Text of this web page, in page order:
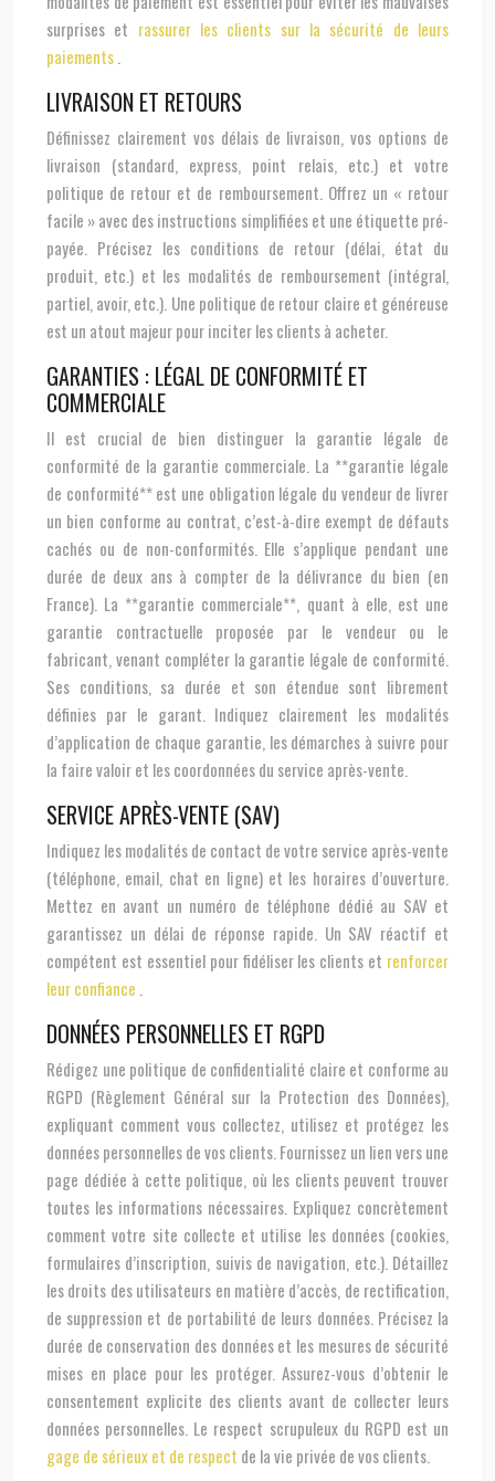
surprises et rassurer les clients sur la sécurité de leurs
paiements
LIVRAISON ET RETOURS
Définissez clairement vos délais de livraison, vos options de
livraison (standard, express, point relais, etc.) et votre
politique de retour et de remboursement. Offrez un « retour
facile » avec des instructions simplifiées et une étiquette pré-
payée. Précisez les conditions de retour (délai, état du
produit, etc.) et les modalités de remboursement (intégral,
partiel, avoir, etc.). Une politique de retour claire et généreuse
est un atout majeur pour inciter les clients à acheter.
GARANTIES : LÉGAL DE CONFORMITÉ ET
COMMERCIALE
Il est crucial de bien distinguer la garantie légale de
conformité de la garantie commerciale. La **garantie légale
de conformité** est une obligation légale du vendeur de livrer
un bien conforme au contrat, c’est-à-dire exempt de défauts
cachés ou de non-conformités. Elle s’applique pendant une
durée de deux ans à compter de la délivrance du bien (en
France). La **garantie commerciale**, quant à elle, est une
garantie contractuelle proposée par le vendeur ou le
fabricant, venant compléter la garantie légale de conformité.
Ses conditions, sa durée et son étendue sont librement
définies par le garant. Indiquez clairement les modalités
d’application de chaque garantie, les démarches à suivre pour
la faire valoir et les coordonnées du service après-vente.
SERVICE APRÈS-VENTE (SAV)
Indiquez les modalités de contact de votre service après-vente
(téléphone, email, chat en ligne) et les horaires d’ouverture.
Mettez en avant un numéro de téléphone dédié au SAV et
garantissez un délai de réponse rapide. Un SAV réactif et
compétent est essentiel pour fidéliser les clients et renforcer
leur confiance
DONNÉES PERSONNELLES ET RGPD
Rédigez une politique de confidentialité claire et conforme au
RGPD (Règlement Général sur la Protection des Données),
expliquant comment vous collectez, utilisez et protégez les
données personnelles de vos clients. Fournissez un lien vers une
page dédiée à cette politique, où les clients peuvent trouver
toutes les informations nécessaires. Expliquez concrètement
comment votre site collecte et utilise les données (cookies,
formulaires d’inscription, suivis de navigation, etc.). Détaillez
les droits des utilisateurs en matière d’accès, de rectification,
de suppression et de portabilité de leurs données. Précisez la
durée de conservation des données et les mesures de sécurité
mises en place pour les protéger. Assurez-vous d’obtenir le
consentement explicite des clients avant de collecter leurs
données personnelles. Le respect scrupuleux du RGPD est un
gage de sérieux et de respect de la vie privée de vos clients.